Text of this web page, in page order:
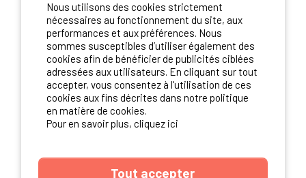
S'ABONNER
NOS PARTENAIRES
Nous utilisons des cookies strictement
nécessaires au fonctionnement du site, aux
performances et aux préférences. Nous
sommes susceptibles d’utiliser également des
cookies afin de bénéficier de publicités ciblées
adressées aux utilisateurs. En cliquant sur tout
accepter, vous consentez à l'utilisation de ces
cookies aux fins décrites dans notre politique
en matière de cookies.
Pour en savoir plus, cliquez ici
Tout accepter